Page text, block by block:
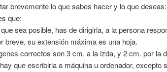
brevemente lo que sabes hacer y lo que
que:
sea posible, has de dirigirla, a la persona
breve, su extensión máxima es una hoja.
correctos son 3 cm. a la izda, y 2 cm. por la
que escribirla a máquina u ordenador, excepto